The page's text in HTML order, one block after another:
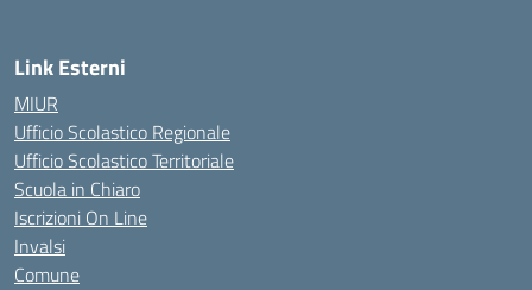
Link Esterni
MIUR
Ufficio Scolastico Regionale
Ufficio Scolastico Territoriale
Scuola in Chiaro
Iscrizioni On Line
Invalsi
Comune